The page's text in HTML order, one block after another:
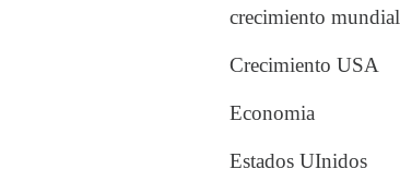
crecimiento mundial
Crecimiento USA
Economia
Estados UInidos